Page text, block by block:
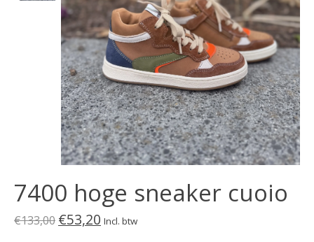
7400 hoge sneaker cuoio
€133,00 €53,20 Incl. btw